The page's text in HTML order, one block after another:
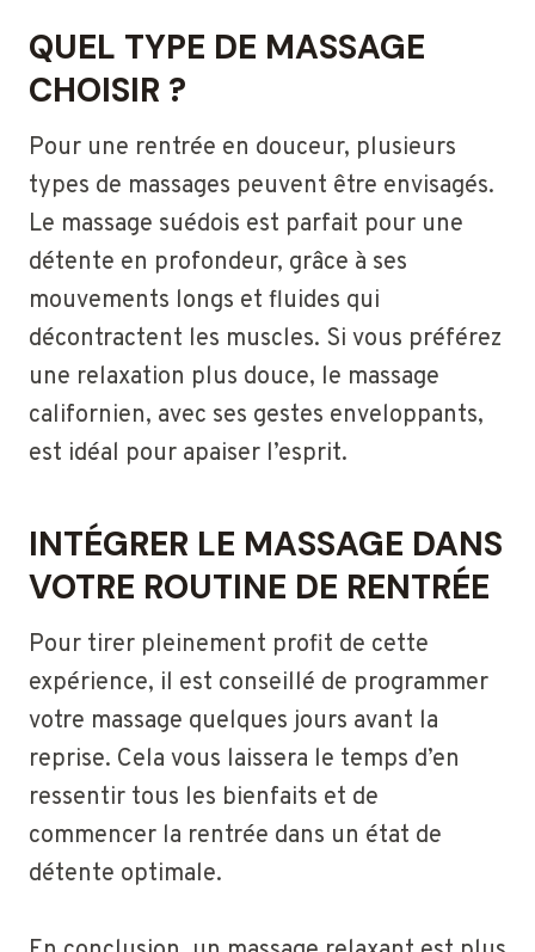
QUEL TYPE DE MASSAGE
CHOISIR ?
Pour une rentrée en douceur, plusieurs
types de massages peuvent être envisagés.
Le massage suédois est parfait pour une
détente en profondeur, grâce à ses
mouvements longs et fluides qui
décontractent les muscles. Si vous préférez
une relaxation plus douce, le massage
californien, avec ses gestes enveloppants,
est idéal pour apaiser l’esprit.
INTÉGRER LE MASSAGE DANS
VOTRE ROUTINE DE RENTRÉE
Pour tirer pleinement profit de cette
expérience, il est conseillé de programmer
votre massage quelques jours avant la
reprise. Cela vous laissera le temps d’en
ressentir tous les bienfaits et de
commencer la rentrée dans un état de
détente optimale.